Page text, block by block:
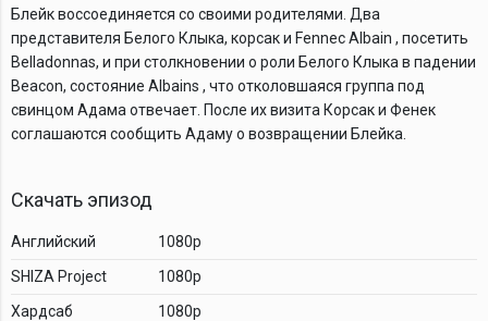
Блейк воссоединяется со своими родителями. Два
представителя Белого Клыка, корсак и Fennec Albain , посетить
Belladonnas, и при столкновении о роли Белого Клыка в падении
Beacon, состояние Albains , что отколовшаяся группа под
свинцом Адама отвечает. После их визита Корсак и Фенек
соглашаются сообщить Адаму о возвращении Блейка.
Скачать эпизод
Английский
1080p
SHIZA Project
1080p
Хардсаб
1080p